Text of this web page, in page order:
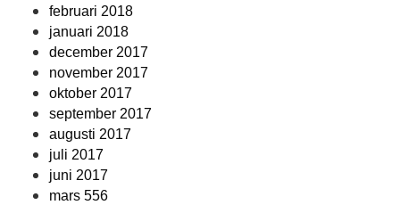
februari 2018
januari 2018
december 2017
november 2017
oktober 2017
september 2017
augusti 2017
juli 2017
juni 2017
mars 556